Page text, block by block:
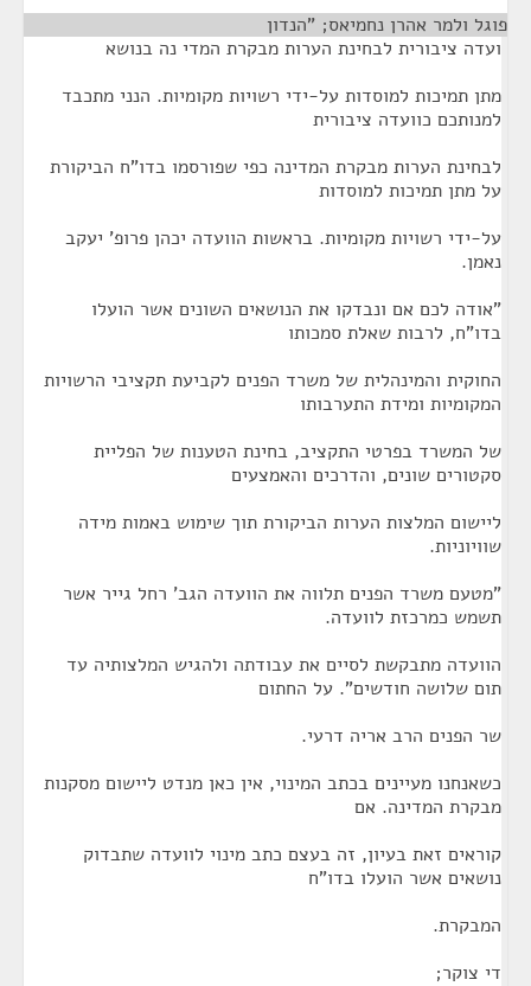
פוגל ולמר אהרן נחמיאס; "הנדון
ועדה ציבורית לבחינת הערות מבקרת המדי נה בנושא
מתן תמיכות למוסדות על-ידי רשויות מקומיות. הנני מתכבד
למנותכם כוועדה ציבורית
לבחינת הערות מבקרת המדינה כפי שפורסמו בדו"ח הביקורת
על מתן תמיכות למוסדות
על-ידי רשויות מקומיות. בראשות הוועדה יכהן פרופ' יעקב
נאמן.
"אודה לכם אם ונבדקו את הנושאים השונים אשר הועלו
בדו"ח, לרבות שאלת סמכותו
החוקית והמינהלית של משרד הפנים לקביעת תקציבי הרשויות
המקומיות ומידת התערבותו
של המשרד בפרטי התקציב, בחינת הטענות של הפליית
סקטורים שונים, והדרכים והאמצעים
ליישום המלצות הערות הביקורת תוך שימוש באמות מידה
שוויוניות.
"מטעם משרד הפנים תלווה את הוועדה הגב' רחל גייר אשר
תשמש כמרכזת לוועדה.
הוועדה מתבקשת לסיים את עבודתה ולהגיש המלצותיה עד
תום שלושה חודשים". על החתום
שר הפנים הרב אריה דרעי.
כשאנחנו מעיינים בכתב המינוי, אין כאן מנדט ליישום מסקנות
מבקרת המדינה. אם
קוראים זאת בעיון, זה בעצם כתב מינוי לוועדה שתבדוק
נושאים אשר הועלו בדו"ח
המבקרת.
די צוקר;